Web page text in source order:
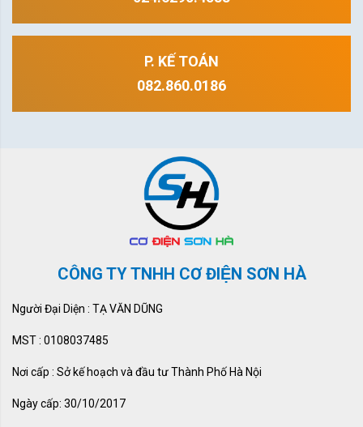
P. KẾ TOÁN
082.860.0186
CÔNG TY TNHH CƠ ĐIỆN SƠN HÀ
Người Đại Diện : TẠ VĂN DŨNG
MST : 0108037485
Nơi cấp : Sở kế hoạch và đầu tư Thành Phố Hà Nội
Ngày cấp: 30/10/2017